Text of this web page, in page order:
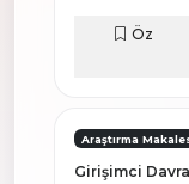
Öz
Araştırma
Girişimci